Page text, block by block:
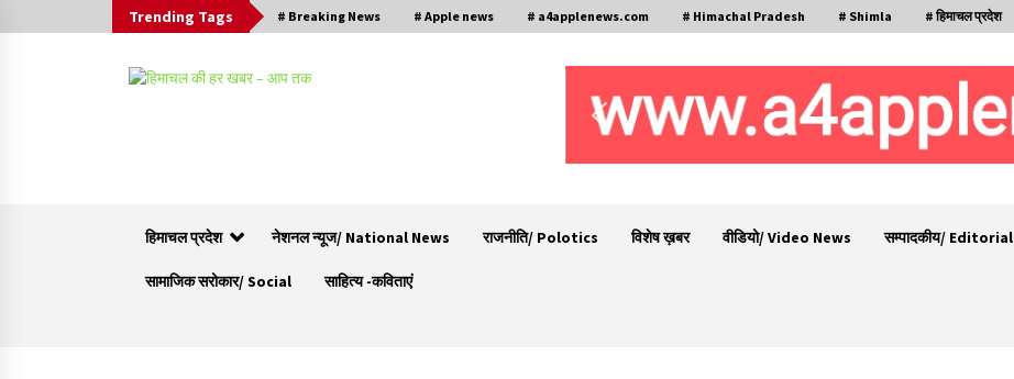
Trending Tags # Breaking News # Apple news # a4applenews.com # Himachal Pradesh # Shimla # हिमाचल प्रदेश
हिमाचल प्रदेश नेशनल न्यूज/ National News राजनीति/ Polotics विशेष ख़बर वीडियो/ Video News सम्पादकीय/ Editorial
सामाजिक सरोकार/ Social साहित्य -कविताएं